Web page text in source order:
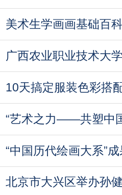
美术生学画画基础百
10天搞定服装色彩搭